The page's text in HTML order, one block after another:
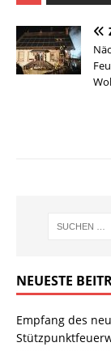
NEUESTE
Empfang des